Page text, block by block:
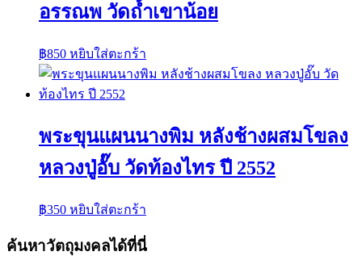
อรรณพ วัดถ้ำเขาน้อย
฿850 หยิบใส่ตะกร้า
พระขุนแผนนางพิม หลังช้างผสมโขลง
หลวงปู่อั๊บ วัดท้องไทร ปี 2552
฿350 หยิบใส่ตะกร้า
ค้นหาวัตถุมงคลได้ที่นี่